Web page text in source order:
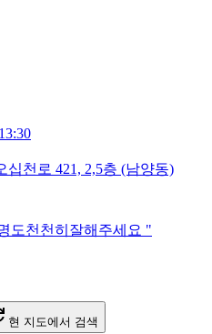
천로 421, 2,5층 (남양동)
도천천히잘해주세요 "
현 지도에서 검색